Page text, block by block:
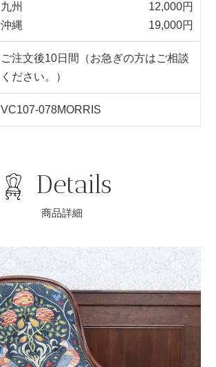
九州
12,000円
沖縄
19,000円
ご注文後10日間（お急ぎの方はご相談
ください。）
VC107-078MORRIS
Details
商品詳細